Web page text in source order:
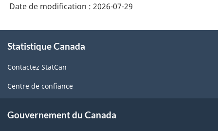
Date de modification : 2026-07-29
propos
ce
site
Statistique Canada
Contactez StatCan
Centre de confiance
Gouvernement du Canada